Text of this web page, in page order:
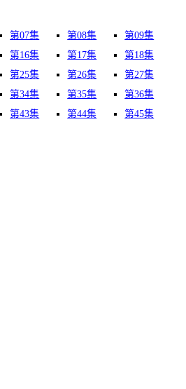
第07集 第08集
第09集
第16集 第17集
第18集
第25集 第26集
第27集
第34集 第35集
第36集
第43集 第44集 第45集